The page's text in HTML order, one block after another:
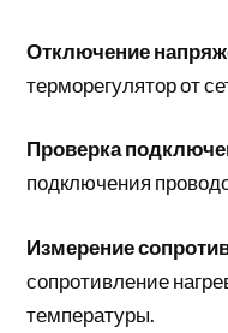
Отключение
терморегулятор от
Проверка
подключения
Измерение
сопротивление
температуры.